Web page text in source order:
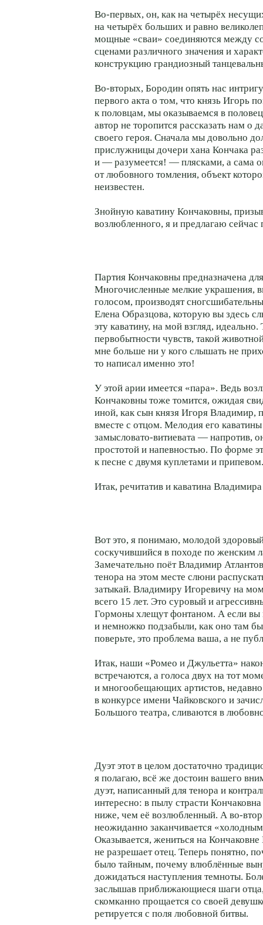
Во-первых, он, как на четырёх
на четырёх больших и равно
мощные «сваи» соединяются между
сценами различного значения и
конструкцию грандиозный
Во-вторых, Бородин опять нас
первого акта о том, что князь Игорь
к половцам, мы оказываемся в
автор не торопится рассказать нам о
своего героя. Сначала мы довольно
прислужницы дочери хана Кончака
и — разумеется! — плясками, а сама
от любовного томления, объект
неизвестен.
Знойную каватину Кончаковны,
возлюбленного, я и предлагаю сейчас
Партия Кончаковны предназначена
Многочисленные мелкие украшения,
голосом, производят
Елена Образцова, которую вы здесь
эту каватину, на мой взгляд, идеально.
первобытности чувств, такой
мне больше ни у кого слышать не
то написал именно это!
У этой арии имеется «пара». Ведь
Кончаковны тоже томится, ожидая
иной, как сын князя Игоря Владимир,
вместе с отцом. Мелодия его каватины
замысловато-витиевата — напротив,
простотой и напевностью. По форме
к песне с двумя куплетами и припевом.
Итак, речитатив и каватина
Вот это, я понимаю, молодой
соскучившийся в походе по женским
Замечательно поёт Владимир
тенора на этом месте слюни
затыкай. Владимиру Игоревичу на
всего 15 лет. Это суровый и
Гормоны хлещут фонтаном. А если вы
и немножко подзабыли, как оно там
поверьте, это проблема ваша, а не
Итак, наши «Ромео и Джульетта»
встречаются, а голоса двух на тот
и многообещающих артистов,
в конкурсе имени Чайковского и
Большого театра, сливаются в
Дуэт этот в целом достаточно
я полагаю, всё же достоин вашего
дуэт, написанный для тенора и
интересно: в пылу страсти
ниже, чем её возлюбленный. А во-
неожиданно заканчивается
Оказывается, жениться на
не разрешает отец. Теперь понятно,
было тайным, почему влюблённые
дожидаться наступления темноты.
заслышав приближающиеся шаги
скомканно прощается со своей
ретируется с поля любовной битвы.